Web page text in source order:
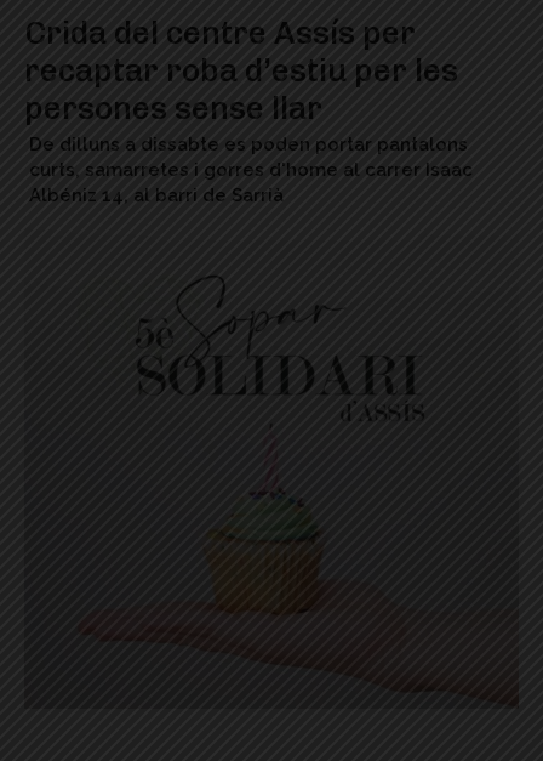
Crida del centre Assís per
recaptar roba d’estiu per les
persones sense llar
De dilluns a dissabte es poden portar pantalons
curts, samarretes i gorres d'home al carrer Isaac
Albéniz 14, al barri de Sarrià